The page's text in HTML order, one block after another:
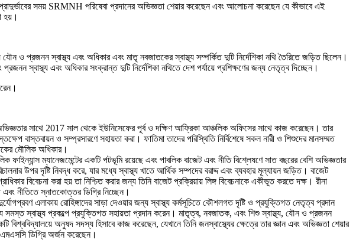
সময় SRMNH পরিষেবা প্রদানের অভিজ্ঞতা শেয়ার করেছেন এবং আলোচনা করেছেন যে কীভাবে এই
হয়।
ও প্রজনন স্বাস্থ্য এবং অধিকার এবং মাতৃ নবজাতকের স্বাস্থ্য সম্পর্কিত দুটি নির্দেশিকা নথি তৈরিতে জড়িত ছিলেন।
স্বাস্থ্য এবং অধিকার সংক্রান্ত দুটি নির্দেশিকা নথিতে দেশ পর্যায়ে প্রশিক্ষণের জন্য নেতৃত্ব দিচ্ছেন।
সাথে 2017 সাল থেকে ইউনিসেফের পূর্ব ও দক্ষিণ আফ্রিকা আঞ্চলিক অফিসের সাথে কাজ করেছেন। তার
ও সম্প্রসারণে সহায়তা করা। ফাতিমা তাদের পরিস্থিতি নির্বিশেষে সকল নারী ও শিশুদের মানসম্মত
মৌলিক অধিকার।
ফাইন্যান্স ম্যানেজমেন্টের একটি পটভূমি রয়েছে এবং পাবলিক বাজেট এবং নীতি বিশ্লেষণে সাত বছরের বেশি অভিজ্ঞতার
উপর দৃষ্টি নিবদ্ধ করে, যার মধ্যে স্বাস্থ্য খাতে আর্থিক সম্পদের বরাদ্দ এবং ব্যবহার মূল্যায়ন জড়িত। বাজেট
বিবেচনা করা হয় তা নিশ্চিত করার জন্য তিনি বাজেট প্রক্রিয়ায় লিঙ্গ বিবেচনাকে একীভূত করতে দক্ষ। রীনা
এবং নীতিতে স্নাতকোত্তর ডিগ্রি নিচ্ছেন।
এলাকায় রোহিঙ্গাদের সাড়া দেওয়ার জন্য স্বাস্থ্য কর্মসূচিতে কৌশলগত দৃষ্টি ও প্রযুক্তিগত নেতৃত্ব প্রদান
সমস্ত স্বাস্থ্য প্রকল্পে প্রযুক্তিগত সহায়তা প্রদান করেন। মাতৃত্ব, নবজাতক, এবং শিশু স্বাস্থ্য, যৌন ও প্রজনন
অনুষদ সদস্য হিসাবে কাজ করেছেন, যেখানে তিনি জনস্বাস্থ্যের ক্ষেত্রে তার জ্ঞান এবং অভিজ্ঞতা শেয়ার
ডিগ্রি অর্জন করেছেন।